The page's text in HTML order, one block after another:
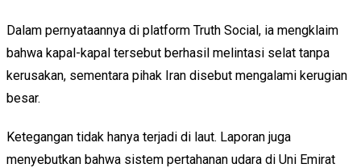
Dalam pernyataannya di platform Truth Social, ia mengklaim
bahwa kapal-kapal tersebut berhasil melintasi selat tanpa
kerusakan, sementara pihak Iran disebut mengalami kerugian
besar.
Ketegangan tidak hanya terjadi di laut. Laporan juga
menyebutkan bahwa sistem pertahanan udara di Uni Emirat